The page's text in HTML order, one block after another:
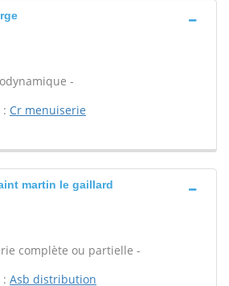
-
Cr menuiserie
martin le gaillard
complète ou partielle -
Asb distribution